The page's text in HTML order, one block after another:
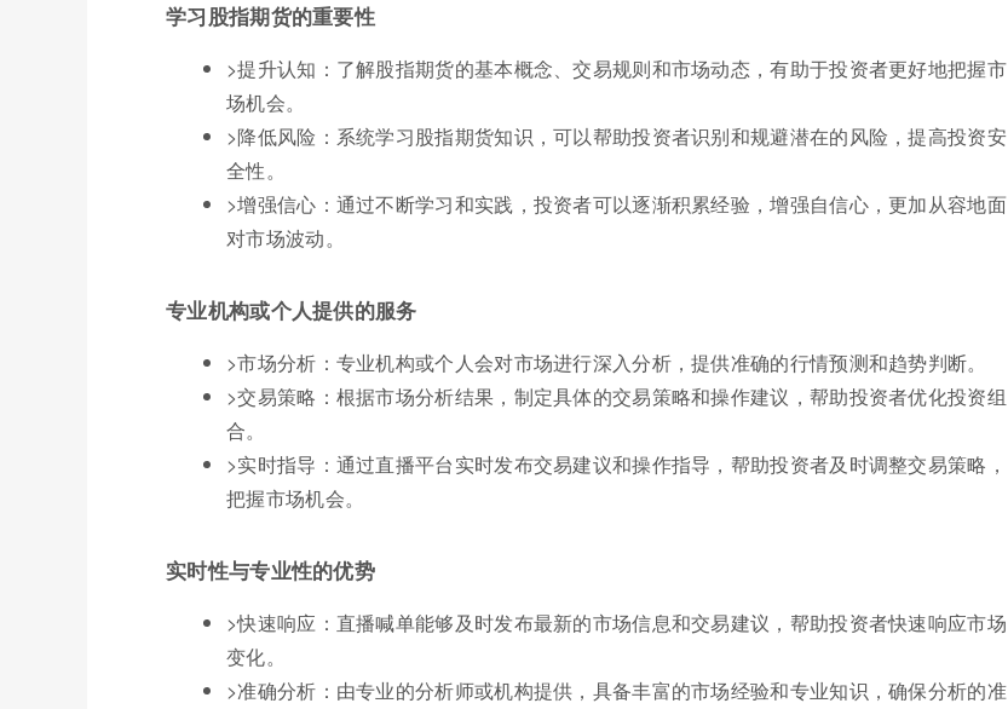
学习股指期货的重要性
>提升认知：了解股指期货的基本概念、交易规则和市场动态，有助于投资者更好地把握市
场机会。
>降低风险：系统学习股指期货知识，可以帮助投资者识别和规避潜在的风险，提高投资安
全性。
>增强信心：通过不断学习和实践，投资者可以逐渐积累经验，增强自信心，更加从容地面
对市场波动。
专业机构或个人提供的服务
>市场分析：专业机构或个人会对市场进行深入分析，提供准确的行情预测和趋势判断。
>交易策略：根据市场分析结果，制定具体的交易策略和操作建议，帮助投资者优化投资组
合。
>实时指导：通过直播平台实时发布交易建议和操作指导，帮助投资者及时调整交易策略，
把握市场机会。
实时性与专业性的优势
>快速响应：直播喊单能够及时发布最新的市场信息和交易建议，帮助投资者快速响应市场
变化。
>准确分析：由专业的分析师或机构提供，具备丰富的市场经验和专业知识，确保分析的准